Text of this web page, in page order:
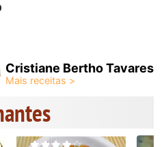
Cristiane Bertho Tavares